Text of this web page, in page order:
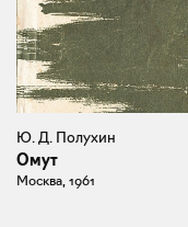
Ю. Д. Полухин
Омут
Москва, 1961